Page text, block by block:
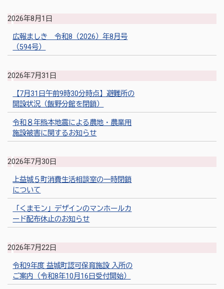
2026年8月1日
広報ましき 令和8（2026）年8月号
（594号）
2026年7月31日
【7月31日午前9時30分時点】避難所の
開設状況（飯野分館を閉鎖）
令和８年熊本地震による農地・農業用
施設被害に関するお知らせ
2026年7月30日
上益城５町消費生活相談室の一時閉鎖
について
「くまモン」デザインのマンホールカ
ード配布休止のお知らせ
2026年7月22日
令和9年度 益城町認可保育施設 入所の
ご案内（令和8年10月16日受付開始）